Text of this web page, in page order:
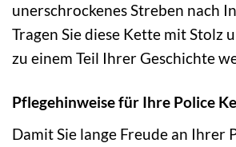
unerschrockenes Streben nach
Tragen Sie diese Kette mit Stolz
zu einem Teil Ihrer Geschichte
Pflegehinweise für Ihre Police
Damit Sie lange Freude an Ihrer